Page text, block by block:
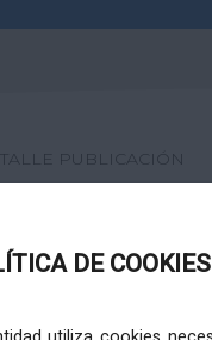
DE COOKIES
PUBLICACIÓN